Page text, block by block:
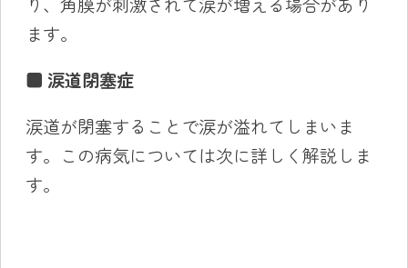
ます。
■ 涙道閉塞症
涙道が閉塞することで涙が溢れてしまいま
す。この病気については次に詳しく解説しま
す。